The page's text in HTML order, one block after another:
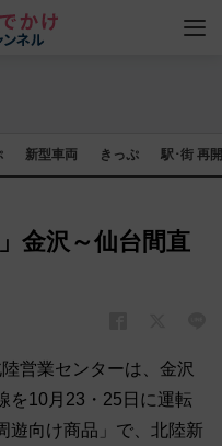
新型車両 きっぷ 駅･街 再
金沢～仙台間直
営業センターは、金沢
を10月23・25日に運転
遊向け商品」で、北陸新